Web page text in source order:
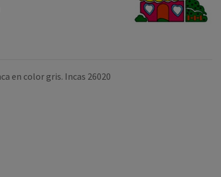
en color gris. Incas 26020